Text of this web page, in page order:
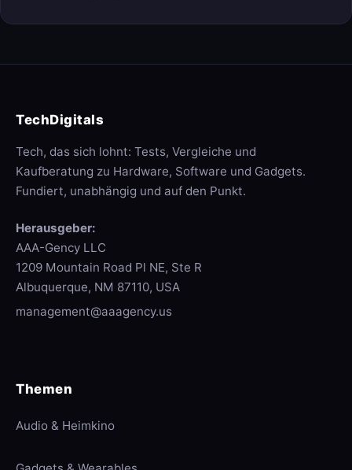
TechDigitals
Tech, das sich lohnt: Tests, Vergleiche und
Kaufberatung zu Hardware, Software und Gadgets.
Fundiert, unabhängig und auf den Punkt.
Herausgeber:
AAA-Gency LLC
1209 Mountain Road Pl NE, Ste R
Albuquerque, NM 87110, USA
management@aaagency.us
Themen
Audio & Heimkino